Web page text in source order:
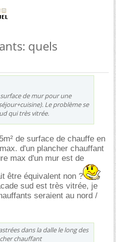
quels
de mur pour une
Le problème se
qui très vitrée.
de surface de chauffe en
d'un plancher chauffant
max d'un mur est de
être équivalent non ?
sud est très vitrée, je
seraient au nord /
dans la dalle le long des
chauffant